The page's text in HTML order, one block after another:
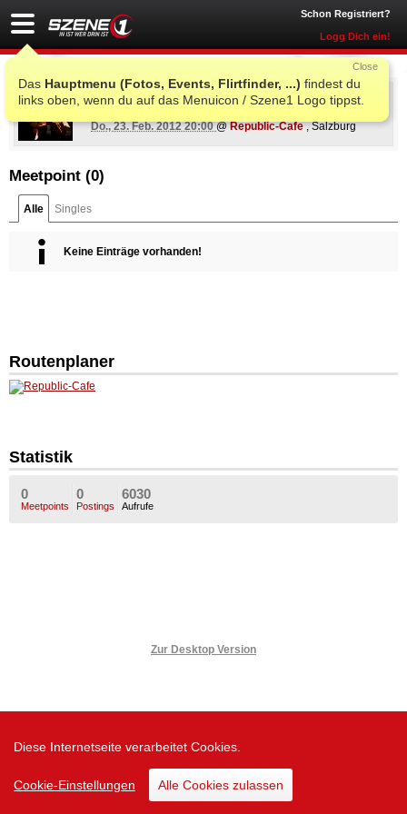
Diese Internetseite verarbeitet Cookies.
Cookie-Einstellungen Alle Cookies zulassen
Schon Registriert?
Logg Dich ein!
Das Hauptmenu (Fotos, Events, Flirtfinder, ...) findest du
links oben, wenn du auf das Menuicon / Szene1 Logo tippst.
Close
ARGE kabarett: Science Busters / ARGEkultur
zu Gast im Republic
Do., 23. Feb. 2012 20:00@Republic-Cafe, Salzburg
Meetpoint (0)
Alle Singles
Keine Einträge vorhanden!
Routenplaner
Statistik
0
Meetpoints
0
Postings
6030
Aufrufe
Zur Desktop Version